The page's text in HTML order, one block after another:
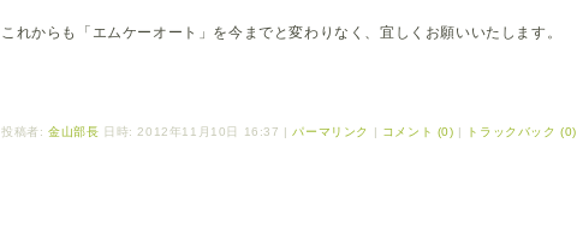
これからも「エムケーオート」を今までと変わりなく、宜しくお願いいたします。
投稿者: 金山部長 日時: 2012年11月10日 16:37 | パーマリンク | コメント (0) | トラックバック (0)